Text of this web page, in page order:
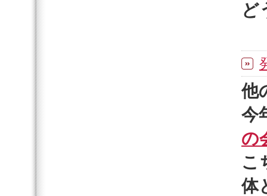
ど
他
今
の
こ
体